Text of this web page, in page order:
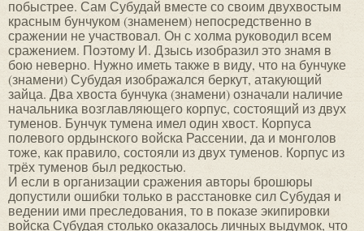
побыстрее. Сам Субудай вместе со своим двухвостым
красным бунчуком (знаменем) непосредственно в
сражении не участвовал. Он с холма руководил всем
сражением. Поэтому И. Дзысь изобразил это знамя в
бою неверно. Нужно иметь также в виду, что на бунчуке
(знамени) Субудая изображался беркут, атакующий
зайца. Два хвоста бунчука (знамени) означали наличие
начальника возглавляющего корпус, состоящий из двух
туменов. Бунчук тумена имел один хвост. Корпуса
полевого ордынского войска Рассении, да и монголов
тоже, как правило, состояли из двух туменов. Корпус из
трёх туменов был редкостью.
И если в организации сражения авторы брошюры
допустили ошибки только в расстановке сил Субудая и
ведении ими преследования, то в показе экипировки
войска Субудая столько оказалось личных выдумок, что